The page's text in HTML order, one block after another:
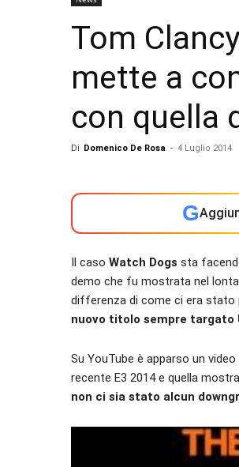
Tom
mette a
con quella
Di Domenico De Rosa - 4 Luglio 2014
G
Il caso Watch Dogs sta
demo che fu mostrata nel
differenza di come ci era stato
nuovo titolo sempre targato
Su YouTube è apparso un
recente E3 2014 e quella
non ci sia stato alcun